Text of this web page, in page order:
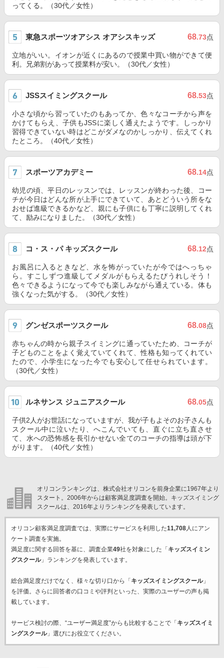
ってくる。（30代／女性）
東急スポーツオアシス オアシスキッズ 68.73点
立地がいい。イオンが近くにあるので授業中買い物ができて便
利。兄弟割があって授業料が安い。（30代／女性）
JSSスイミングスクール 68.53点
小さな頃から習っていたのもあってか、色々なコーチから声を
かけてもらえ、子供もJSSに楽しく通えたようです。しっかり
習得できていない時はどこがダメなのかしっかり、伝えてくれ
たところ。（40代／女性）
スポーツアカデミー 68.14点
幼児の頃、平日のレッスンでは、レッスンが終わった後、コー
チが今日はどんな所が上手にできていて、あとどういう所をな
おせば進級できるかなど、親にも子供にも丁寧に説明してくれ
て、励みになりました。（30代／女性）
コ・ス・パ キッズスクール 68.12点
お風呂に入るときなど、水を怖がっていたが今ではへっちゃ
ら。すこしずつ進級してメダルがもらえるたびうれしそう！
色々できるようになって今でも楽しみながら通えている。体も
強くなった気がする。（30代／女性）
グンゼスポーツスクール 68.08点
赤ちゃんの時から親子スイミングに通っていたため、コーチが
子どものことをよく覚えていてくれて、性格も知ってくれてい
たので、小学生になった今でも安心して任せられています。
（30代／女性）
ルネサンス ジュニアスクール 68.05点
子供2人がお世話になっていますが、我が子もよそのお子さんも
スクール中に泣いたり、へこんでいても、直ぐに立ち直させ
て、水への恐怖感を長引かせない全てのコーチの指導は頭が下
がります。（40代／女性）
オリコンランキングは、株式会社オリコンを前身企業に1967年より
スタート。2006年からは顧客満足度調査を開始。キッズスイミング
スクールは、2016年よりランキングを発表しています。
オリコン顧客満足度調査では、実際にサービスを利用した11,708人にアン
ケート調査を実施。
満足度に関する回答を基に、調査企業49社を対象にした「 キッズスイミン
グスクール」ランキングを発表しています。
総合満足度だけでなく、様々な切り口から「 キッズスイミングスクール」
を評価。さらに回答者の口コミや評判といった、実際のユーザーの声も掲
載しています。
サービス検討の際、“ユーザー満足度”からも比較することで「 キッズスイミ
ングスクール」選びにお役立てください。